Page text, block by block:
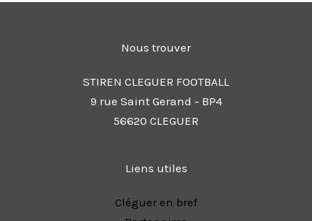
Nous trouver
STIREN CLEGUER FOOTBALL
9 rue Saint Gerand - BP4
56620 CLEGUER
Liens utiles
Cléguer en bref